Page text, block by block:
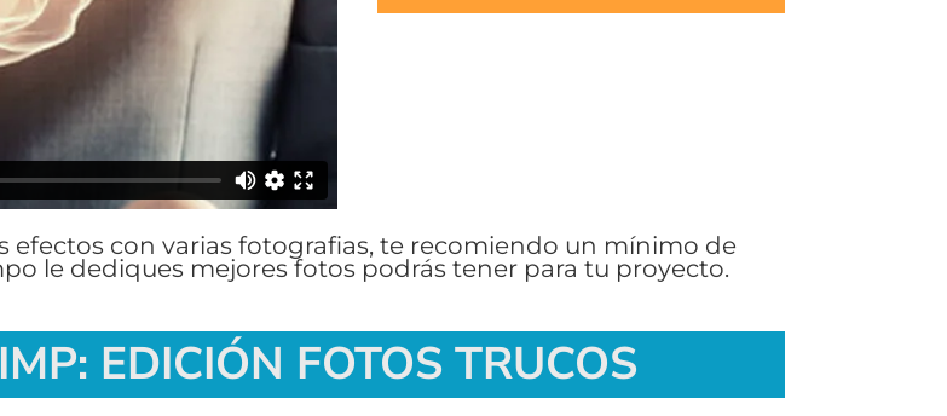
efectos con varias fotografias, te recomiendo un mínimo de
le dediques mejores fotos podrás tener para tu proyecto.
EDICIÓN FOTOS TRUCOS